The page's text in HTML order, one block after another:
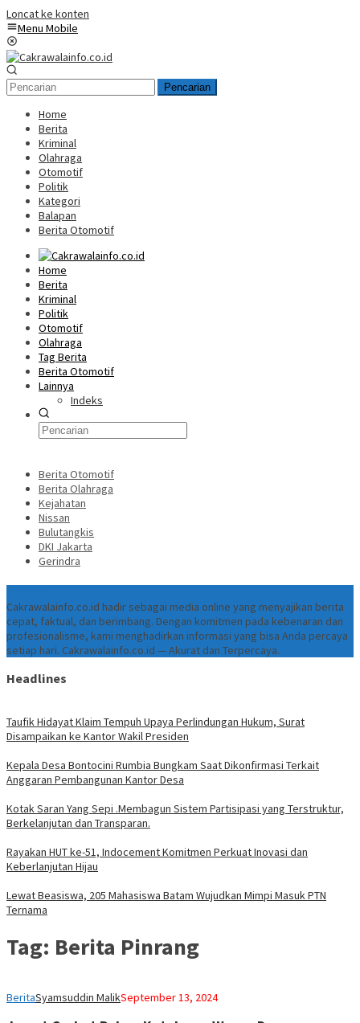
Loncat ke konten
Menu Mobile
Pencarian
Home
Berita
Kriminal
Olahraga
Otomotif
Politik
Kategori
Balapan
Berita Otomotif
Home
Berita
Kriminal
Politik
Otomotif
Olahraga
Tag Berita
Berita Otomotif
Lainnya
Indeks
Berita Otomotif
Berita Olahraga
Kejahatan
Nissan
Bulutangkis
DKI Jakarta
Gerindra
Cakrawalainfo.co.id hadir sebagai media online yang menyajikan berita
cepat, faktual, dan berimbang. Dengan komitmen pada kebenaran dan
profesionalisme, kami menghadirkan informasi yang bisa Anda percaya
setiap hari. Cakrawalainfo.co.id — Akurat dan Terpercaya.
Headlines
Taufik Hidayat Klaim Tempuh Upaya Perlindungan Hukum, Surat
Disampaikan ke Kantor Wakil Presiden
Kepala Desa Bontocini Rumbia Bungkam Saat Dikonfirmasi Terkait
Anggaran Pembangunan Kantor Desa
Kotak Saran Yang Sepi .Membagun Sistem Partisipasi yang Terstruktur,
Berkelanjutan dan Transparan.
Rayakan HUT ke-51, Indocement Komitmen Perkuat Inovasi dan
Keberlanjutan Hijau
Lewat Beasiswa, 205 Mahasiswa Batam Wujudkan Mimpi Masuk PTN
Ternama
Tag: Berita Pinrang
BeritaSyamsuddin MalikSeptember 13, 2024